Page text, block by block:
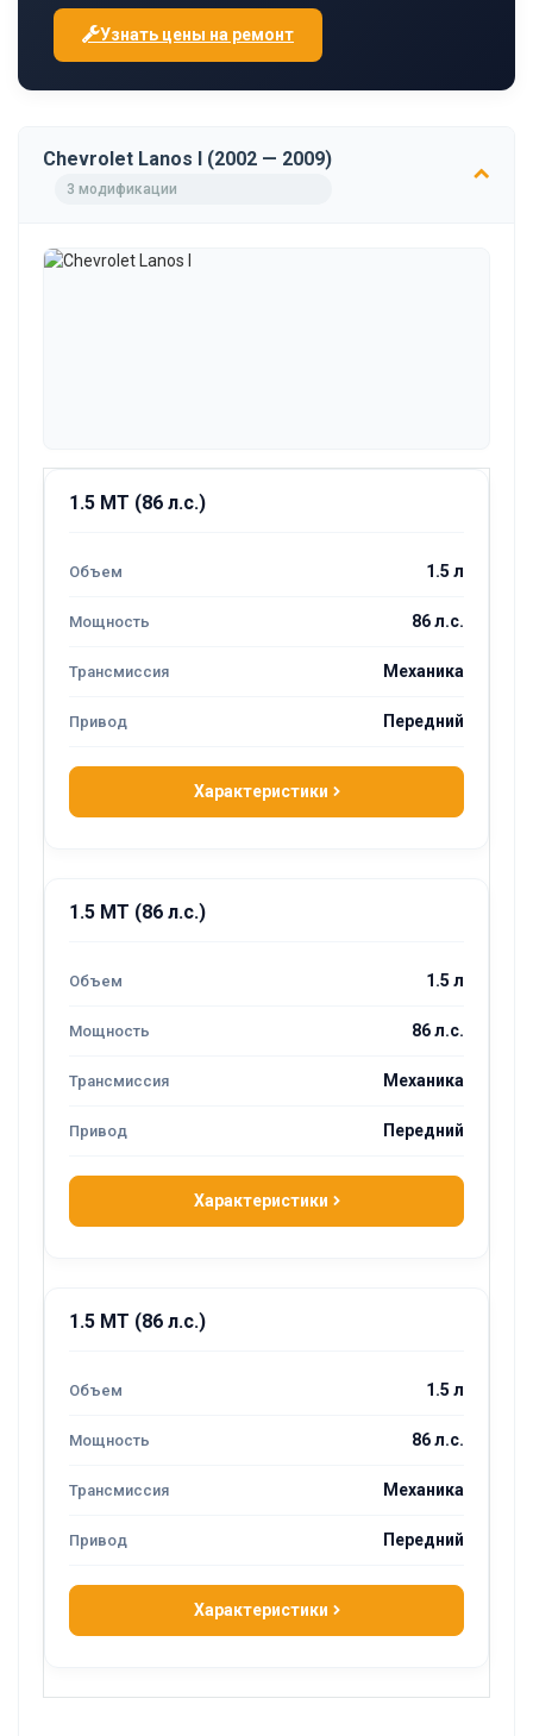
Узнать цены на ремонт
Chevrolet Lanos I (2002 — 2009)
3 модификации
1.5 MT (86 л.с.)
1.5 л
86 л.с.
Механика
Передний
Характеристики
1.5 MT (86 л.с.)
1.5 л
86 л.с.
Механика
Передний
Характеристики
1.5 MT (86 л.с.)
1.5 л
86 л.с.
Механика
Передний
Характеристики